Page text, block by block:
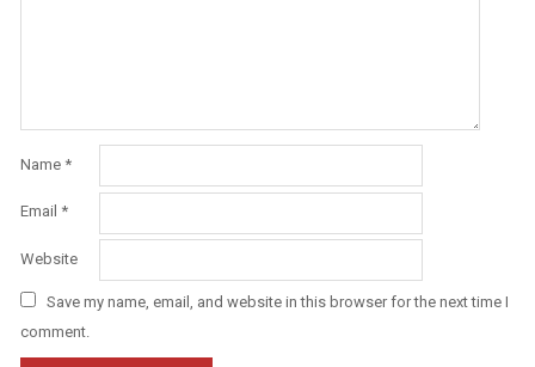
Name *
Email *
Website
Save my name, email, and website in this browser for the next time I
comment.